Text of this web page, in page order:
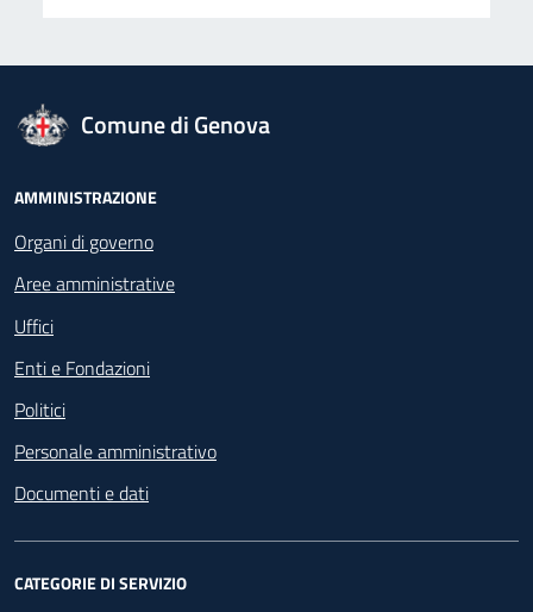
logo Unione Europea
Comune di Genova
Footer - Navigazione
AMMINISTRAZIONE
Organi di governo
Aree amministrative
Uffici
Enti e Fondazioni
Politici
Personale amministrativo
Documenti e dati
CATEGORIE DI SERVIZIO